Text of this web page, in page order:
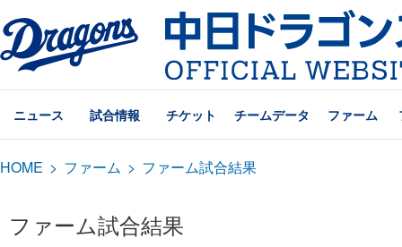
ニュース 試合情報 チケット チームデータ ファーム
HOME > ファーム > ファーム試合結果
ファーム試合結果